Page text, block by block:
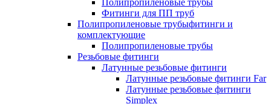
Полипропиленовые трубы
Фитинги для ПП труб
Полипропиленовые трубыфитинги и
комплектующие
Полипропиленовые трубы
Резьбовые фитинги
Латунные резьбовые фитинги
Латунные резьбовые фитинги Far
Латунные резьбовые фитинги
Simplex